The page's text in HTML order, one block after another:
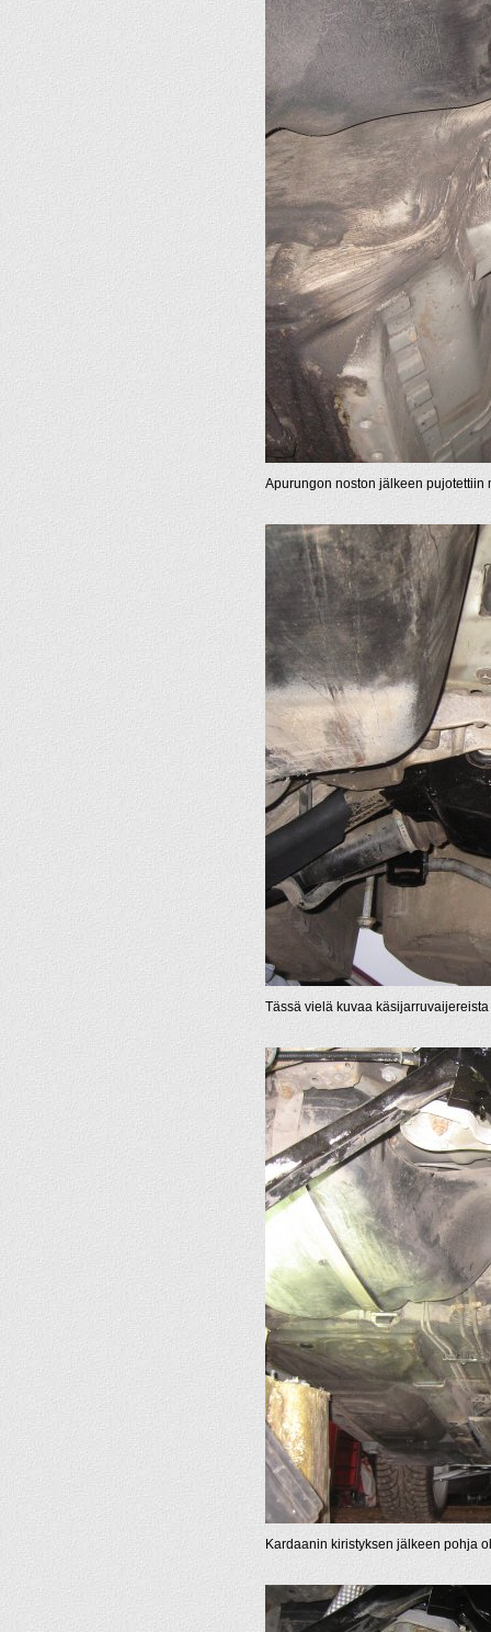
Apurungon noston jälkeen pujotettiin
Tässä vielä kuvaa
Kardaanin kiristyksen jälkeen pohja